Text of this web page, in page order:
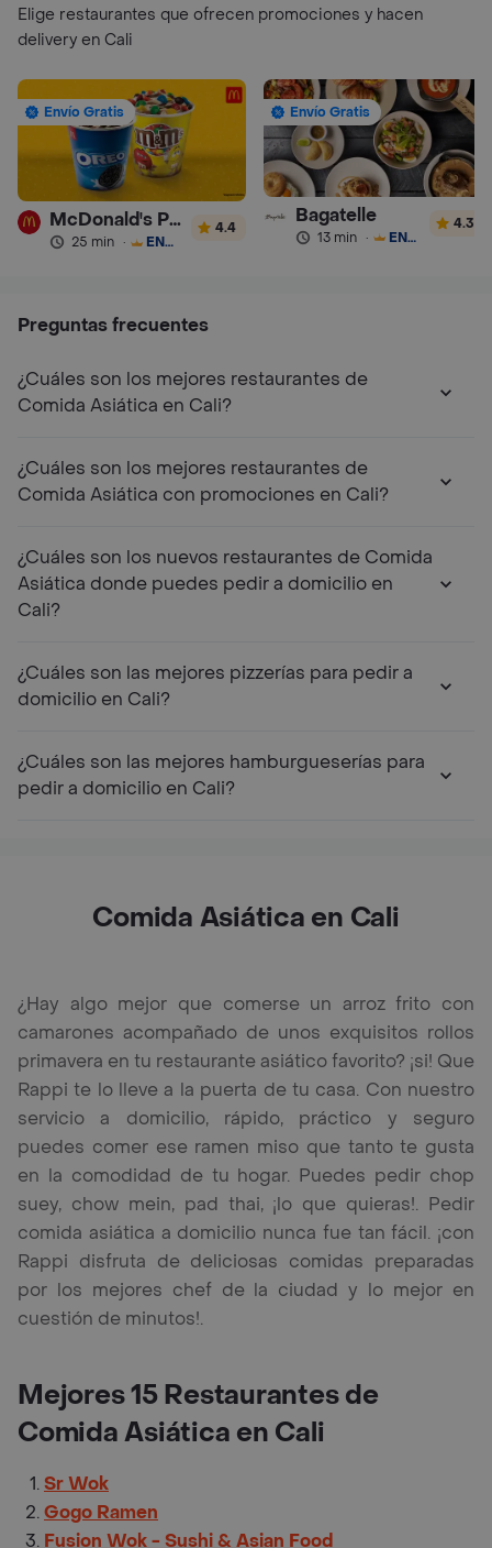
Elige restaurantes que ofrecen promociones y hacen
delivery en Cali
Envío Gratis
McDonald's Postres
25 min · ENVÍO GRATIS
4.4
Envío Gratis
Bagatelle
13 min · ENVÍO GRATIS
4.3
Preguntas frecuentes
¿Cuáles son los mejores restaurantes de
Comida Asiática en Cali?
¿Cuáles son los mejores restaurantes de
Comida Asiática con promociones en Cali?
¿Cuáles son los nuevos restaurantes de Comida
Asiática donde puedes pedir a domicilio en
Cali?
¿Cuáles son las mejores pizzerías para pedir a
domicilio en Cali?
¿Cuáles son las mejores hamburgueserías para
pedir a domicilio en Cali?
Comida Asiática en Cali
¿Hay algo mejor que comerse un arroz frito con
camarones acompañado de unos exquisitos rollos
primavera en tu restaurante asiático favorito? ¡si! Que
Rappi te lo lleve a la puerta de tu casa. Con nuestro
servicio a domicilio, rápido, práctico y seguro
puedes comer ese ramen miso que tanto te gusta
en la comodidad de tu hogar. Puedes pedir chop
suey, chow mein, pad thai, ¡lo que quieras!. Pedir
comida asiática a domicilio nunca fue tan fácil. ¡con
Rappi disfruta de deliciosas comidas preparadas
por los mejores chef de la ciudad y lo mejor en
cuestión de minutos!.
Mejores 15 Restaurantes de
Comida Asiática en Cali
Sr Wok
Gogo Ramen
Fusion Wok - Sushi & Asian Food